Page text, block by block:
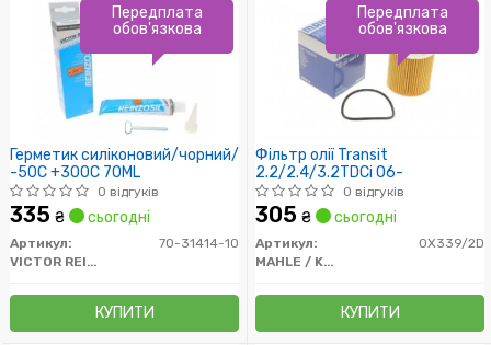
Герметик силіконовий/чорний/
-50C +300C 70ML
0 відгуків
335 ₴ сьогодні
Артикул:
70-31414-10
VICTOR REINZ
КУПИТИ
Передплата
обов'язкова
Фільтр олії Transit
2.2/2.4/3.2TDCi 06-
0 відгуків
305 ₴ сьогодні
Артикул:
OX339/2D
MAHLE / KNECHT
КУПИТИ
Передплата
обов'язкова